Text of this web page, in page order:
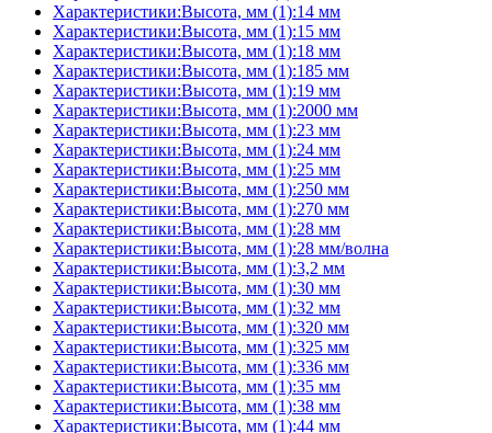
Характеристики:Высота, мм (1):14 мм
Характеристики:Высота, мм (1):15 мм
Характеристики:Высота, мм (1):18 мм
Характеристики:Высота, мм (1):185 мм
Характеристики:Высота, мм (1):19 мм
Характеристики:Высота, мм (1):2000 мм
Характеристики:Высота, мм (1):23 мм
Характеристики:Высота, мм (1):24 мм
Характеристики:Высота, мм (1):25 мм
Характеристики:Высота, мм (1):250 мм
Характеристики:Высота, мм (1):270 мм
Характеристики:Высота, мм (1):28 мм
Характеристики:Высота, мм (1):28 мм/волна
Характеристики:Высота, мм (1):3,2 мм
Характеристики:Высота, мм (1):30 мм
Характеристики:Высота, мм (1):32 мм
Характеристики:Высота, мм (1):320 мм
Характеристики:Высота, мм (1):325 мм
Характеристики:Высота, мм (1):336 мм
Характеристики:Высота, мм (1):35 мм
Характеристики:Высота, мм (1):38 мм
Характеристики:Высота, мм (1):44 мм